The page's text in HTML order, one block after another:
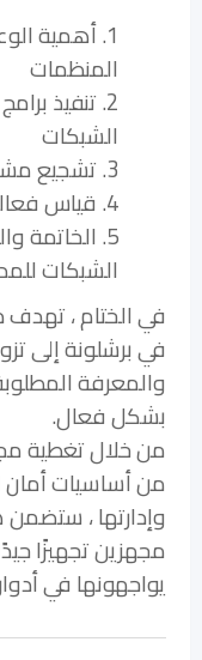
1. أهمية
المنظمات
2. تنفيذ
الشبكات
3. تشجيع مشاركة الموظفين في أمن الشبكة
4. قياس فعالية مبادرات التوعية بأمن الشبكات
5. الخاتمة
الشبكات
في الختام ، تهدف
في برشلونة إلى
والمعرفة
بشكل فعال.
من خلال تغطية
من أساسيات أمان
وإدارتها ،
مجهزين تجهيزًا
يواجهونها في